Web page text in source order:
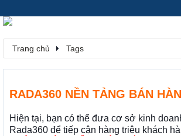
Trang chủ Tags
RADA360 NỀN TẢNG BÁN
Hiện tại, bạn có thể đưa cơ sở kinh
Rada360 để tiếp cận hàng triệu khách